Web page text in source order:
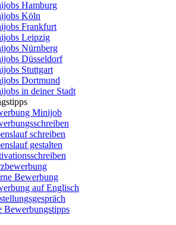
Hamburg
Köln
Frankfurt
Leipzig
Nürnberg
Düsseldorf
Stuttgart
Dortmund
in deiner Stadt
Minijob
schreiben
gestalten
Bewerbung
auf Englisch
Bewerbungstipps